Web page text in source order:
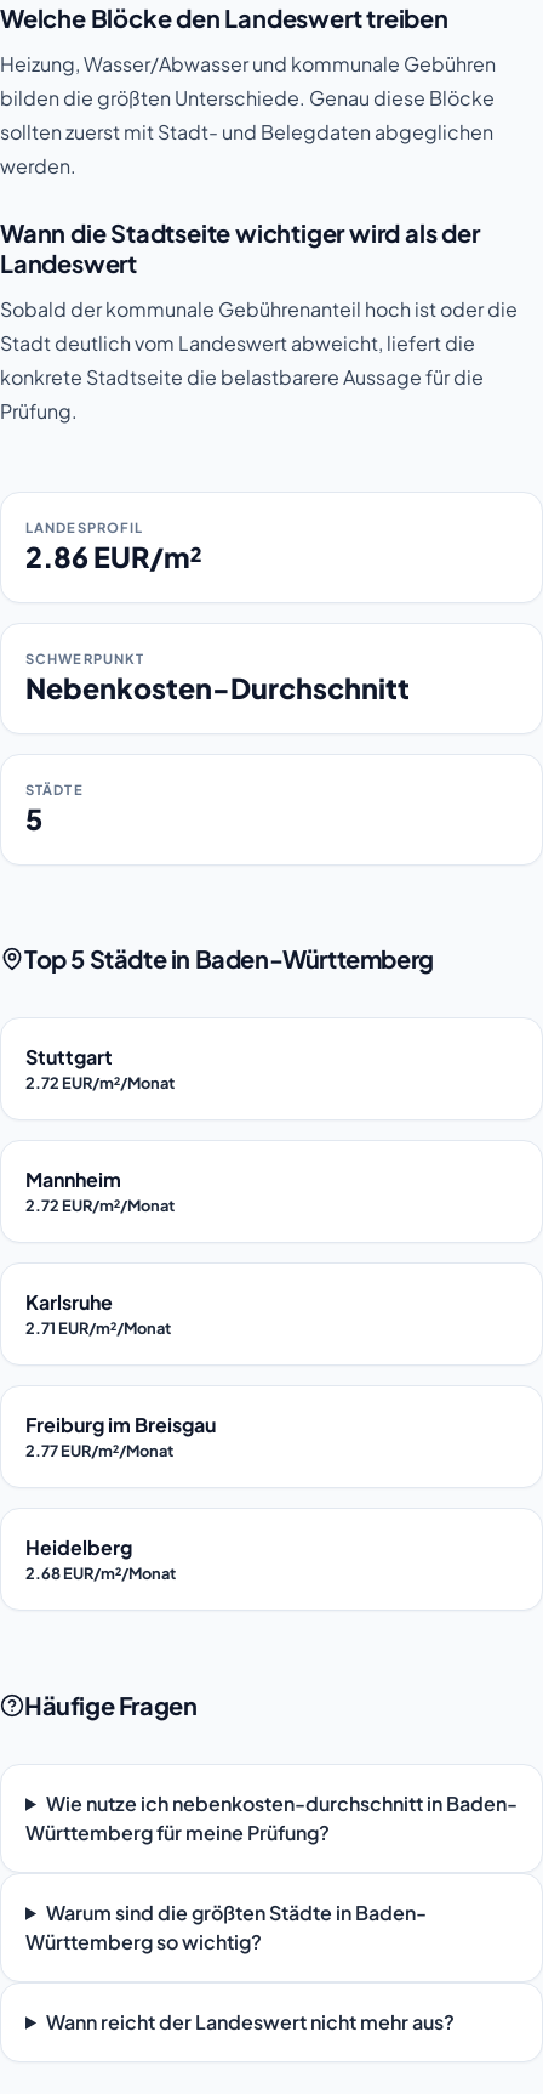
Welche Blöcke den Landeswert treiben
Heizung, Wasser/Abwasser und kommunale Gebühren
bilden die größten Unterschiede. Genau diese Blöcke
sollten zuerst mit Stadt- und Belegdaten abgeglichen
werden.
Wann die Stadtseite wichtiger wird als der
Landeswert
Sobald der kommunale Gebührenanteil hoch ist oder die
Stadt deutlich vom Landeswert abweicht, liefert die
konkrete Stadtseite die belastbarere Aussage für die
Prüfung.
LANDESPROFIL
2.86 EUR/m²
SCHWERPUNKT
Nebenkosten-Durchschnitt
STÄDTE
5
Top 5 Städte in Baden-Württemberg
Stuttgart
2.72 EUR/m²/Monat
Mannheim
2.72 EUR/m²/Monat
Karlsruhe
2.71 EUR/m²/Monat
Freiburg im Breisgau
2.77 EUR/m²/Monat
Heidelberg
2.68 EUR/m²/Monat
Häufige Fragen
Wie nutze ich nebenkosten-durchschnitt in Baden-
Württemberg für meine Prüfung?
Warum sind die größten Städte in Baden-
Württemberg so wichtig?
Wann reicht der Landeswert nicht mehr aus?